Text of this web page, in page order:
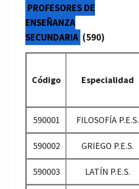
PROFESORES DE
ENSEÑANZA
SECUNDARIA (590)
Código Especialidad
590001 FILOSOFÍA P.E.S.
590002 GRIEGO P.E.S.
590003 LATÍN P.E.S.